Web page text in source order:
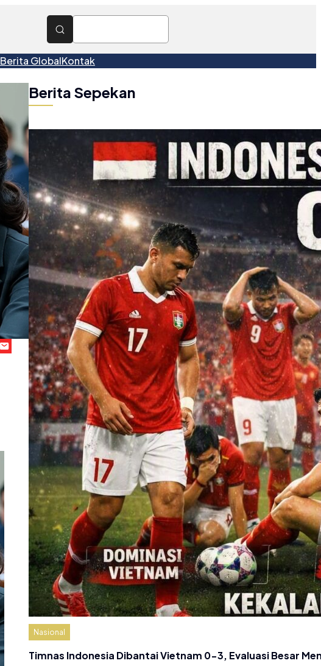
Berita GlobalKontak
Berita Sepekan
Nasional
Timnas Indonesia Dibantai Vietnam 0-3, Evaluasi Besar